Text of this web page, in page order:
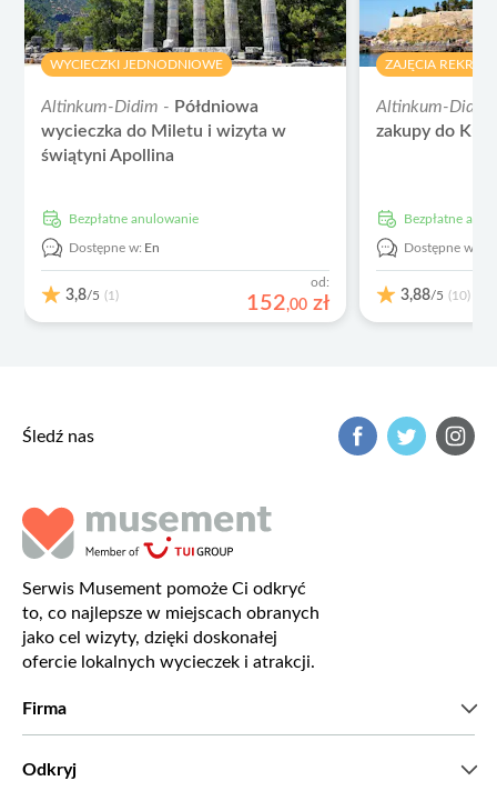
WYCIECZKI JEDNODNIOWE
Altinkum-Didim - Półdniowa
wycieczka do Miletu i wizyta w
świątyni Apollina
Bezpłatne anulowanie
Dostępne w: En
3,8/5 (1)
od:
152,00 zł
ZAJĘCIA
Altinkum-
zakupy do
Bezpłatne
Dostępne w:
3,88/5 (10)
Śledź nas
Serwis Musement pomoże Ci odkryć
to, co najlepsze w miejscach obranych
jako cel wizyty, dzięki doskonałej
ofercie lokalnych wycieczek i atrakcji.
Firma
Odkryj